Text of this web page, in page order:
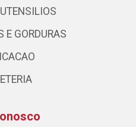
E GORDURAS